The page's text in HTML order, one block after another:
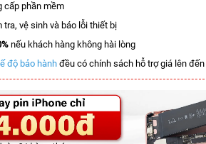
cấp phần mềm
vệ sinh và báo lỗi thiết bị
nếu khách hàng không hài lòng
độ bảo hành đều có chính sách hỗ trợ giá lên đến